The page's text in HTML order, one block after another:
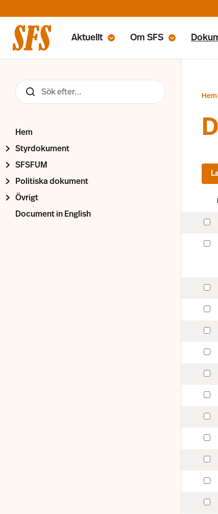
Aktuellt Om SFS
Hem
Styrdokument
SFSFUM
Politiska dokument
Övrigt
Document in English
Hem